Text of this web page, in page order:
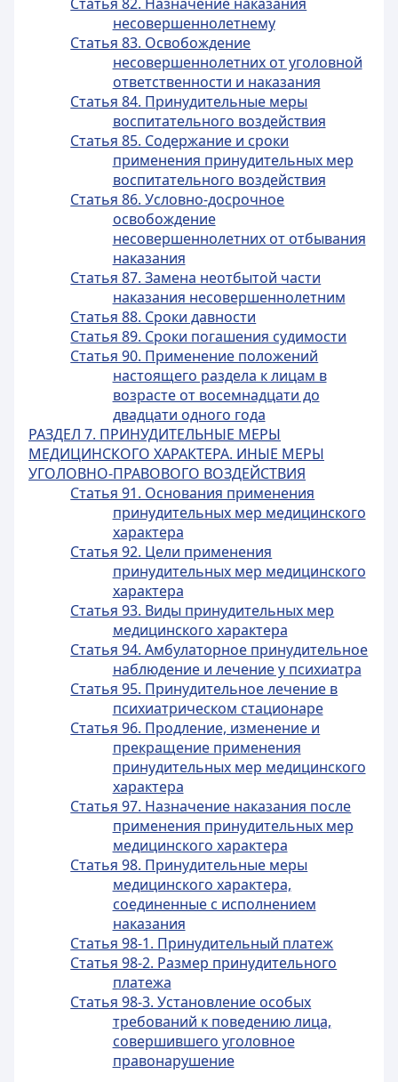
несовершеннолетнему
Статья 83. Освобождение
несовершеннолетних от уголовной
ответственности и наказания
Статья 84. Принудительные меры
воспитательного воздействия
Статья 85. Содержание и сроки
применения принудительных мер
воспитательного воздействия
Статья 86. Условно-досрочное
освобождение
несовершеннолетних от отбывания
наказания
Статья 87. Замена неотбытой части
наказания несовершеннолетним
Статья 88. Сроки давности
Статья 89. Сроки погашения судимости
Статья 90. Применение положений
настоящего раздела к лицам в
возрасте от восемнадцати до
двадцати одного года
РАЗДЕЛ 7. ПРИНУДИТЕЛЬНЫЕ МЕРЫ
МЕДИЦИНСКОГО ХАРАКТЕРА. ИНЫЕ МЕРЫ
УГОЛОВНО-ПРАВОВОГО ВОЗДЕЙСТВИЯ
Статья 91. Основания применения
принудительных мер медицинского
характера
Статья 92. Цели применения
принудительных мер медицинского
характера
Статья 93. Виды принудительных мер
медицинского характера
Статья 94. Амбулаторное принудительное
наблюдение и лечение у психиатра
Статья 95. Принудительное лечение в
психиатрическом стационаре
Статья 96. Продление, изменение и
прекращение применения
принудительных мер медицинского
характера
Статья 97. Назначение наказания после
применения принудительных мер
медицинского характера
Статья 98. Принудительные меры
медицинского характера,
соединенные с исполнением
наказания
Статья 98-1. Принудительный платеж
Статья 98-2. Размер принудительного
платежа
Статья 98-3. Установление особых
требований к поведению лица,
совершившего уголовное
правонарушение